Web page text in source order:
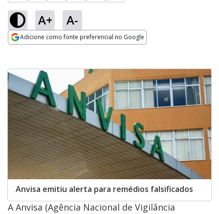
A+ A-
Adicione como fonte preferencial no Google
Anvisa emitiu alerta para remédios falsificados
A Anvisa (Agência Nacional de Vigilância